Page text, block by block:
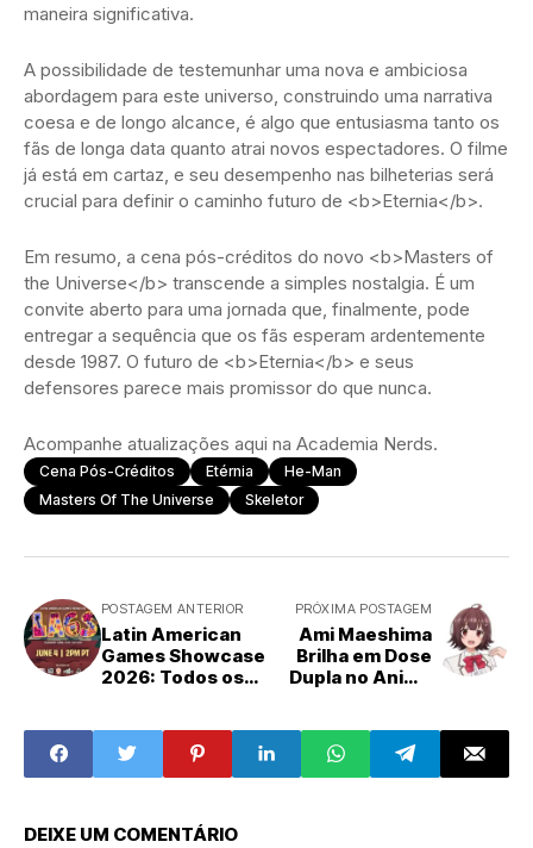
maneira significativa.
A possibilidade de testemunhar uma nova e ambiciosa
abordagem para este universo, construindo uma narrativa
coesa e de longo alcance, é algo que entusiasma tanto os
fãs de longa data quanto atrai novos espectadores. O filme
já está em cartaz, e seu desempenho nas bilheterias será
crucial para definir o caminho futuro de <b>Eternia</b>.
Em resumo, a cena pós-créditos do novo <b>Masters of
the Universe</b> transcende a simples nostalgia. É um
convite aberto para uma jornada que, finalmente, pode
entregar a sequência que os fãs esperam ardentemente
desde 1987. O futuro de <b>Eternia</b> e seus
defensores parece mais promissor do que nunca.
Acompanhe atualizações aqui na Academia Nerds.
Cena Pós-Créditos Etérnia
He-Man
Masters Of The Universe
Skeletor
POSTAGEM ANTERIOR
Latin American
Games Showcase
2026: Todos os
Celebração
Gamer Regional
PRÓXIMA POSTAGEM
Ami Maeshima
Brilha em Dose
Dupla no Anime
Dublagem e Tema
de Encerramento
Confirmados
DEIXE UM COMENTÁRIO